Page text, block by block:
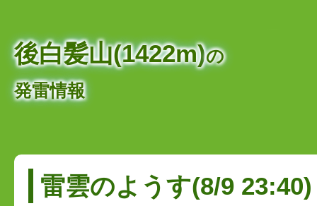
後白髪山(1422m)の
発雷情報
雷雲のようす(8/9 23:40)